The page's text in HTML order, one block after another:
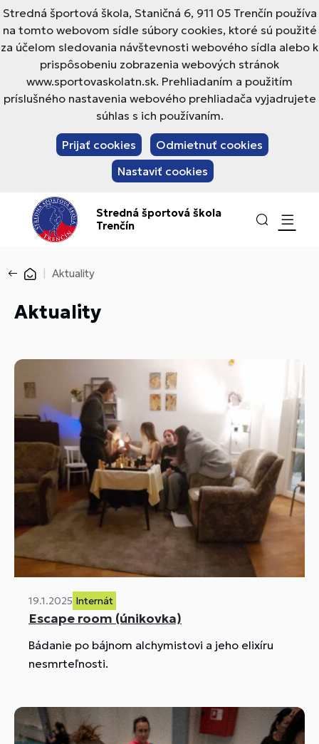
Stredná športová škola, Staničná 6, 911 05 Trenčín používa
na tomto webovom sídle súbory cookies, ktoré sú použité
za účelom sledovania návštevnosti webového sídla alebo k
prispôsobeniu zobrazenia webových stránok
www.sportovaskolatn.sk. Prehliadaním a použitím
príslušného nastavenia webového prehliadača vyjadrujete
súhlas s ich používaním.
Prijať cookies
Odmietnuť cookies
Nastaviť cookies
Stredná športová škola
Trenčín
Aktuality
Aktuality
19.1.2025 Internát
Escape room (únikovka)
Bádanie po bájnom alchymistovi a jeho elixíru
nesmrteľnosti.